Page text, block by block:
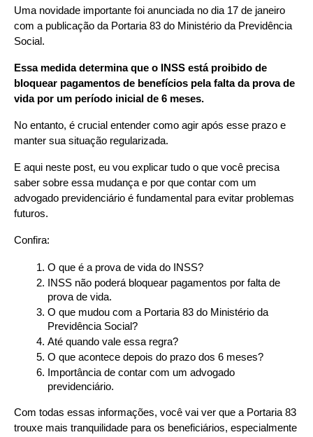
Uma novidade importante foi anunciada no dia 17 de janeiro
com a publicação da Portaria 83 do Ministério da Previdência
Social.
Essa medida determina que o
INSS está proibido de
bloquear pagamentos de benefícios pela falta da prova de
vida por um período inicial de 6 meses.
No entanto, é crucial entender como agir após esse prazo e
manter sua situação regularizada.
E aqui neste post, eu vou explicar tudo o que você precisa
saber sobre essa mudança e por que contar com um
advogado previdenciário é fundamental para evitar problemas
futuros.
Confira:
O que é a prova de vida do INSS?
INSS não poderá bloquear pagamentos por falta de
prova de vida.
O que mudou com a Portaria 83 do Ministério da
Previdência Social?
Até quando vale essa regra?
O que acontece depois do prazo dos 6 meses?
Importância de contar com um advogado
previdenciário.
Com todas essas informações, você vai ver que a Portaria 83
trouxe mais tranquilidade para os beneficiários, especialmente